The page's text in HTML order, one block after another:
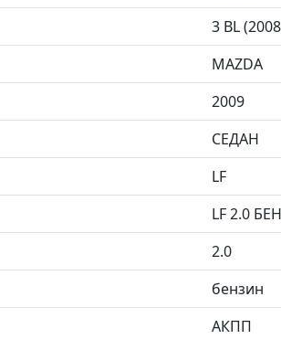
3 BL
MAZDA
2009
СЕДАН
LF
LF 2.0
2.0
бензин
АКПП